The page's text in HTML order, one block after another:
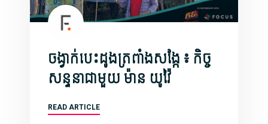
ចង្វាក់បេះដូងត្រពាំងសង្កែ ៖ កិច្ច
សន្ទនាជាមួយ ​ម៉ាន យូវ៉ៃ
READ ARTICLE